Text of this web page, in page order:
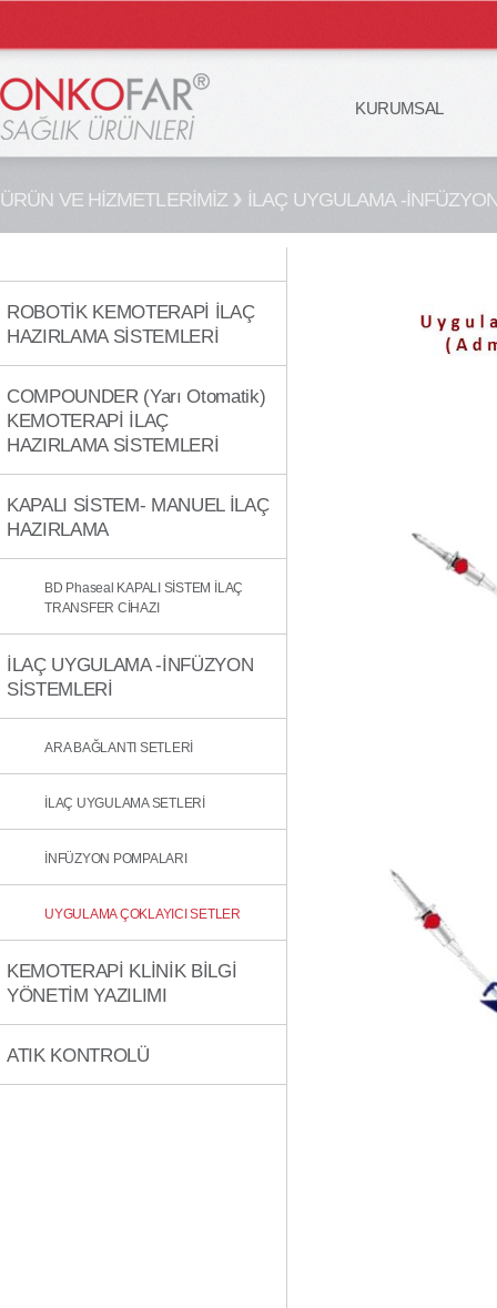
KURUMSAL
ÜRÜN VE HİZMETLERİMİZ İLAÇ UYGULAMA -
ROBOTİK KEMOTERAPİ İLAÇ
HAZIRLAMA SİSTEMLERİ
COMPOUNDER (Yarı Otomatik)
KEMOTERAPİ İLAÇ
HAZIRLAMA SİSTEMLERİ
KAPALI SİSTEM- MANUEL İLAÇ
HAZIRLAMA
BD Phaseal KAPALI SİSTEM İLAÇ
TRANSFER CİHAZI
İLAÇ UYGULAMA -İNFÜZYON
SİSTEMLERİ
ARA BAĞLANTI SETLERİ
İLAÇ UYGULAMA SETLERİ
İNFÜZYON POMPALARI
UYGULAMA ÇOKLAYICI SETLER
KEMOTERAPİ KLİNİK BİLGİ
YÖNETİM YAZILIMI
ATIK KONTROLÜ